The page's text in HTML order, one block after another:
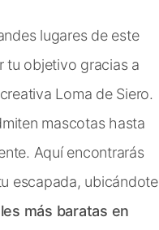
lugares de este
tu objetivo gracias a
Loma de Siero.
mascotas hasta
Aquí encontrarás
escapada, ubicándote
más baratas en